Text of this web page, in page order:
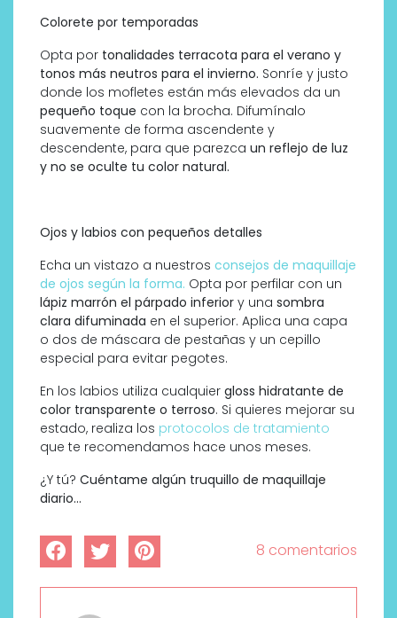
Colorete por temporadas
Opta por tonalidades terracota para el verano y
tonos más neutros para el invierno. Sonríe y justo
donde los mofletes están más elevados da un
pequeño toque con la brocha. Difumínalo
suavemente de forma ascendente y
descendente, para que parezca un reflejo de luz
y no se oculte tu color natural.
Ojos y labios con pequeños detalles
Echa un vistazo a nuestros consejos de maquillaje
de ojos según la forma. Opta por perfilar con un
lápiz marrón el párpado inferior y una sombra
clara difuminada en el superior. Aplica una capa
o dos de máscara de pestañas y un cepillo
especial para evitar pegotes.
En los labios utiliza cualquier gloss hidratante de
color transparente o terroso. Si quieres mejorar su
estado, realiza los protocolos de tratamiento
que te recomendamos hace unos meses.
¿Y tú? Cuéntame algún truquillo de maquillaje
diario…
8 comentarios